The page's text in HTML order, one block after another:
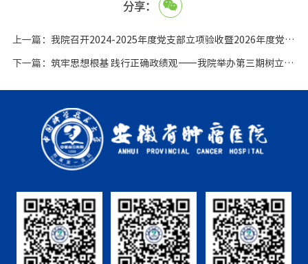
分享：
上一篇： 我院召开2024-2025年度党支部立项验收暨2026年度党支部立项申报展评会
下一篇： 筑牢思想根基 践行正确政绩观——我院举办第三期树立和践行正确政绩观专题读书班